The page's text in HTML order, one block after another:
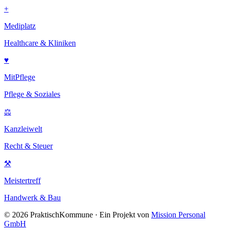
+
Mediplatz
Healthcare & Kliniken
♥
MitPflege
Pflege & Soziales
⚖
Kanzleiwelt
Recht & Steuer
⚒
Meistertreff
Handwerk & Bau
© 2026 PraktischKommune · Ein Projekt von Mission Personal
GmbH